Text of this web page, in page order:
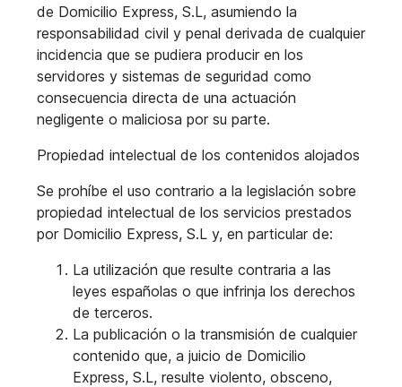
de Domicilio Express, S.L, asumiendo la
responsabilidad civil y penal derivada de cualquier
incidencia que se pudiera producir en los
servidores y sistemas de seguridad como
consecuencia directa de una actuación
negligente o maliciosa por su parte.
Propiedad intelectual de los contenidos alojados
Se prohíbe el uso contrario a la legislación sobre
propiedad intelectual de los servicios prestados
por Domicilio Express, S.L y, en particular de:
La utilización que resulte contraria a las
leyes españolas o que infrinja los derechos
de terceros.
La publicación o la transmisión de cualquier
contenido que, a juicio de Domicilio
Express, S.L, resulte violento, obsceno,